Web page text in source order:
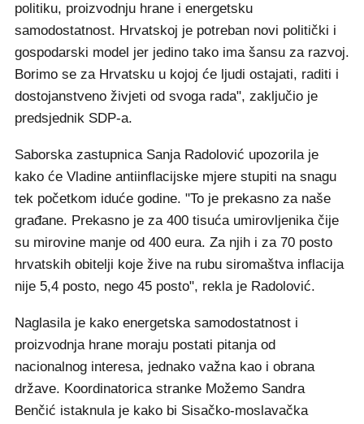
politiku, proizvodnju hrane i energetsku
samodostatnost. Hrvatskoj je potreban novi politički i
gospodarski model jer jedino tako ima šansu za razvoj.
Borimo se za Hrvatsku u kojoj će ljudi ostajati, raditi i
dostojanstveno živjeti od svoga rada", zaključio je
predsjednik SDP-a.
Saborska zastupnica Sanja Radolović upozorila je
kako će Vladine antiinflacijske mjere stupiti na snagu
tek početkom iduće godine. "To je prekasno za naše
građane. Prekasno je za 400 tisuća umirovljenika čije
su mirovine manje od 400 eura. Za njih i za 70 posto
hrvatskih obitelji koje žive na rubu siromaštva inflacija
nije 5,4 posto, nego 45 posto", rekla je Radolović.
Naglasila je kako energetska samodostatnost i
proizvodnja hrane moraju postati pitanja od
nacionalnog interesa, jednako važna kao i obrana
države. Koordinatorica stranke Možemo Sandra
Benčić istaknula je kako bi Sisačko-moslavačka